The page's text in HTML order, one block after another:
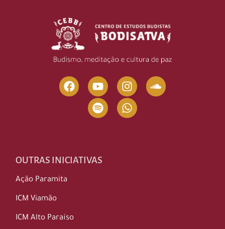
OUTRAS INICIATIVAS
Ação Paramita
ICM Viamão
ICM Alto Paraíso